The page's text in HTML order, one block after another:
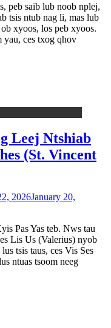
peb saib lub noob nplej,
tsis ntub nag li, mas lub
xyoos, los peb xyoos.
ces txog qhov
Leej Ntshiab
(St. Vincent
2026January 20,
Pas Yas teb. Nws tau
Lis Us (Valerius) nyob
tsis taus, ces Vis Ses
ntuas tsoom neeg